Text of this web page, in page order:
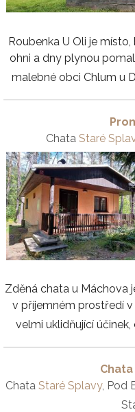
Roubenka U Oli je
ohni a dny plynou
malebné obci Chlum u
Chata Staré
Zděná chata u Máchova
v příjemném prostředí
velmi uklidňující účinek,
Chata Staré Splavy, Pod